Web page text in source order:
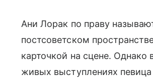
Ани Лорак по праву
постсоветском
карточкой на сцене. Однако
живых выступлениях